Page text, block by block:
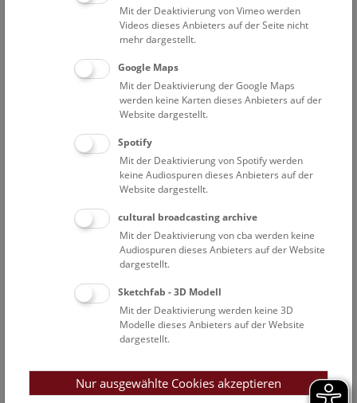
Außenstellen
PASIN/Narrenturm
NARRENTURM
Augmented Reality Show: Zurück in die
Eine multimediale Zeitreise durch 380 Millionen Jahre
Erdgeschichte, vom Erdaltertum bis heute, entwickelt im
Rahmen des EU-Interreg-Projekts GeoTT ATCZ00013.
Mit der Deaktivierung von Vimeo werden
Videos dieses Anbieters auf der Seite nicht
mehr dargestellt.
Google Maps
Mit der Deaktivierung der Google Maps
werden keine Karten dieses Anbieters auf der
Website dargestellt.
Spotify
Mit der Deaktivierung von Spotify werden
keine Audiospuren dieses Anbieters auf der
Website dargestellt.
cultural broadcasting archive
Mit der Deaktivierung von cba werden keine
Audiospuren dieses Anbieters auf der Website
dargestellt.
Sketchfab - 3D Modell
Mit der Deaktivierung werden keine 3D
Modelle dieses Anbieters auf der Website
dargestellt.
Nur ausgewählte Cookies akzeptieren